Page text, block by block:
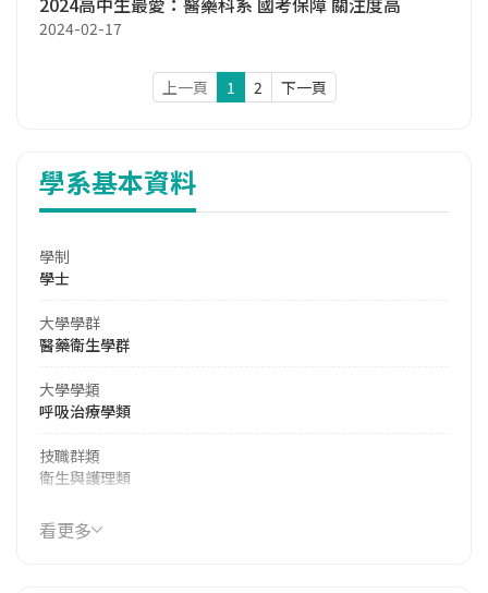
2024-02-17
上一頁 1 2 下一頁
學系基本資料
學制
學士
大學學群
醫藥衛生學群
大學學類
呼吸治療學類
技職群類
衛生與護理類
114年學費
36,924 元/學期
看更多